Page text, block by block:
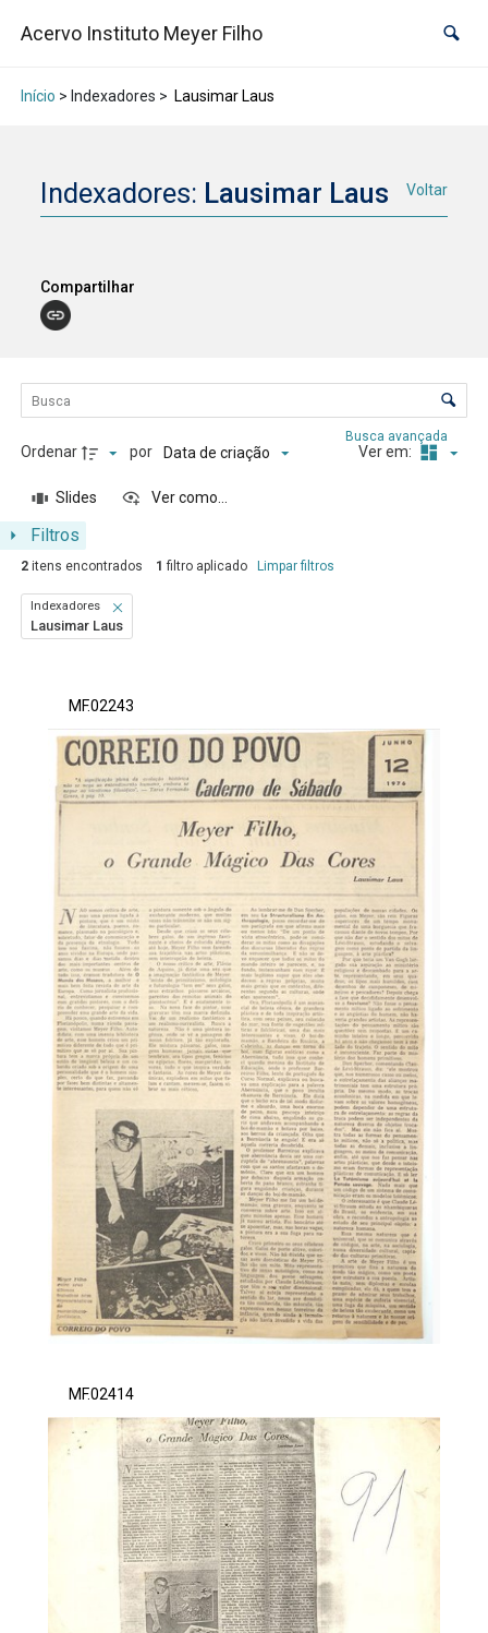
Acervo Instituto Meyer Filho
Início > Indexadores > Lausimar Laus
Indexadores: Lausimar Laus Voltar
Compartilhar
Lista de itens
Controle de ordenação e visualização
Filtros
Busca avançada
Ordenar por Data de criação Ver em:
Slides Ver como...
2itens encontrados 1 filtro aplicado Limpar filtros
Indexadores
Lausimar Laus
Resultados da lista de itens
MF.02243
MF.02414